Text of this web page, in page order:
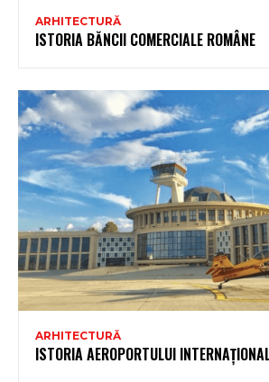
ARHITECTURĂ
ISTORIA BĂNCII COMERCIALE ROMÂNE
ARHITECTURĂ
ISTORIA AEROPORTULUI